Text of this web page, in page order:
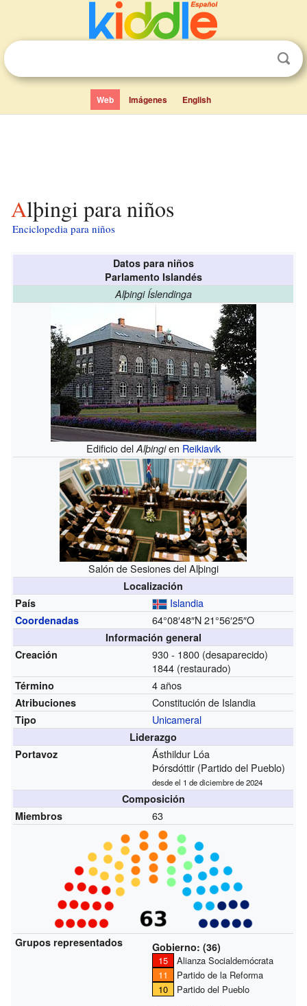
Web Imágenes English
Alþingi para niños
Enciclopedia para niños
Datos para niños
Parlamento Islandés
Alþingi Íslendinga
Edificio del Alþingien Reikiavik
Salón de Sesiones del Alþingi
Localización
País
Islandia
Coordenadas 64°08′48″N21°56′25″O
Información general
Creación
930 - 1800 (desaparecido)
1844 (restaurado)
Término 4 años
Atribuciones Constitución de Islandia
Tipo Unicameral
Liderazgo
Portavoz
Ásthildur Lóa
Þórsdóttir (Partido del Pueblo)
desde el 1 de diciembre de 2024
Composición
Miembros
63
Grupos representados Gobierno: (36)
15
Alianza Socialdemócrata
11
Partido de la Reforma
10
Partido del Pueblo